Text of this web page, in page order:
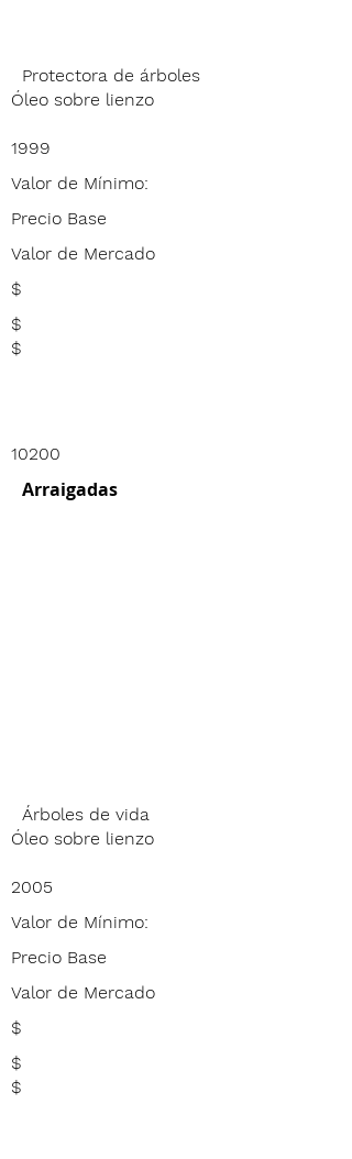
Protectora de árboles
Óleo sobre lienzo
1999
Valor de Mínimo:
Precio Base
Valor de Mercado
$
$
$
10200
Arraigadas
Árboles de vida
Óleo sobre lienzo
2005
Valor de Mínimo:
Precio Base
Valor de Mercado
$
$
$